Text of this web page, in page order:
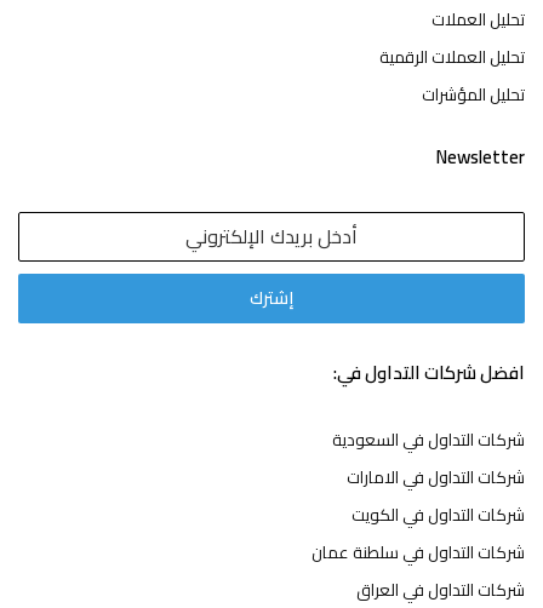
تحليل العملات
تحليل العملات الرقمية
تحليل المؤشرات
Newsletter
افضل شركات التداول في:
شركات التداول في السعودية
شركات التداول في الامارات
شركات التداول في الكويت
شركات التداول في سلطنة عمان
شركات التداول في العراق